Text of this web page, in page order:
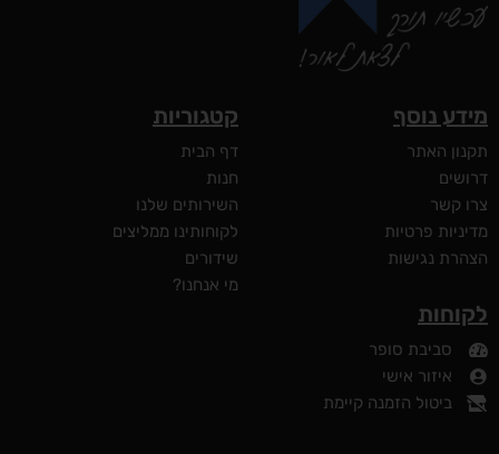
מידע נוסף
תקנון האתר
דרושים
צרו קשר
מדיניות פרטיות
הצהרת נגישות
לקוחות
סביבת סופר
איזור אישי
ביטול הזמנה קיימת
קטגוריות
דף הבית
חנות
השירותים שלנו
לקוחותינו ממליצים
שידורים
מי אנחנו?